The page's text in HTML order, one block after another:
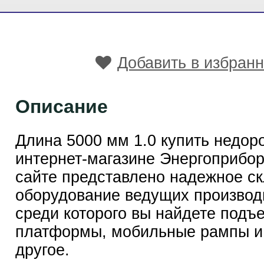
Добавить в
Описание
Длина 5000 мм 1.0 купить
интернет-магазине
сайте представлено надежное
оборудование ведущих
среди которого вы найдете
платформы, мобильные рампы и
другое.